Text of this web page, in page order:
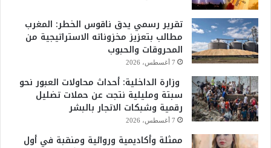
تقرير رسمي يدق ناقوس الخطر: المغرب
مطالب بتعزيز مخزوناته الاستراتيجية من
المحروقات والحبوب
7 أغسطس، 2026
وزارة الداخلية: أحداث محاولات العبور نحو
سبتة ومليلية نتجت عن حملات تضليل
رقمية وشبكات الاتجار بالبشر
7 أغسطس، 2026
ممثلة وأكاديمية وروائية ومنقبة في أول